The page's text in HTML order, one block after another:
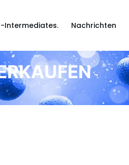
Intermediates. Nachrichten